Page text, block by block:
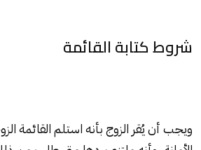
شروط كتابة القائمة
ويجب أن يُقر الزوج بأنه استلم القائمة